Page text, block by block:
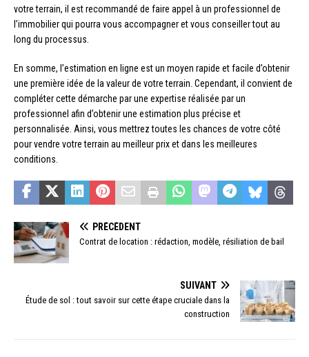
votre terrain, il est recommandé de faire appel à un professionnel de
l’immobilier qui pourra vous accompagner et vous conseiller tout au
long du processus.
En somme, l’estimation en ligne est un moyen rapide et facile d’obtenir
une première idée de la valeur de votre terrain. Cependant, il convient de
compléter cette démarche par une expertise réalisée par un
professionnel afin d’obtenir une estimation plus précise et
personnalisée. Ainsi, vous mettrez toutes les chances de votre côté
pour vendre votre terrain au meilleur prix et dans les meilleures
conditions.
PRÉCÉDENT
Contrat de location : rédaction, modèle, résiliation de bail
SUIVANT
Étude de sol : tout savoir sur cette étape cruciale dans la
construction